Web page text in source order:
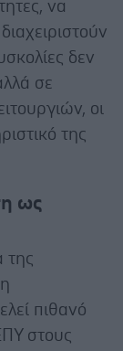
να
δεν
σε
οι
της
ως
της
πιθανό
στους